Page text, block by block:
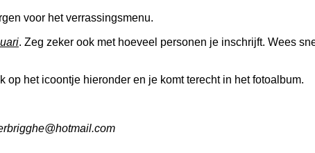
voor het verrassingsmenu.
. Zeg zeker ook met hoeveel personen je inschrijft. Wees
op het icoontje hieronder en je komt terecht in het fotoalbum.